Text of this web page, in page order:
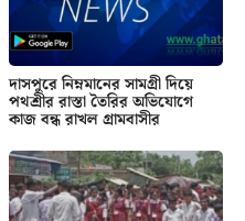
দাসপুরে নিম্নমানের সামগ্রী দিয়ে
পথশ্রীর রাস্তা তৈরির অভিযোগে
কাজ বন্ধ রাখল গ্রামবাসীর